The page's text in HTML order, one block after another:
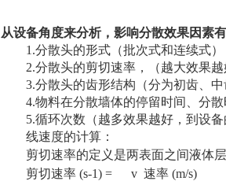
从设备角度来分析，影响分散效果因素
1.分散头的形式（批次式和连续式）
2.分散头的剪切速率，（越大效果越
3.分散头的齿形结构（分为初齿、
4.物料在分散墙体的停留时间、分
5.循环次数（越多效果越好，到设备
线速度的计算：
剪切速率的定义是两表面之间液体层
剪切速率 (s-1) = v 速率 (m/s)